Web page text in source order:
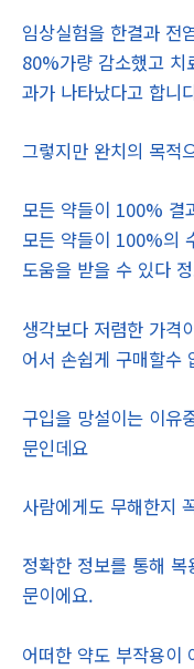
임상실험을 한결과 전
80%가량 감소했고 치
과가 나타났다고 합니
그렇지만 완치의 목적
모든 약들이 100% 결
모든 약들이 100%의
도움을 받을 수 있다
생각보다 저렴한 가격
어서 손쉽게 구매할수
구입을 망설이는 이유
문인데요
사람에게도 무해한지
정확한 정보를 통해
문이에요.
어떠한 약도 부작용이